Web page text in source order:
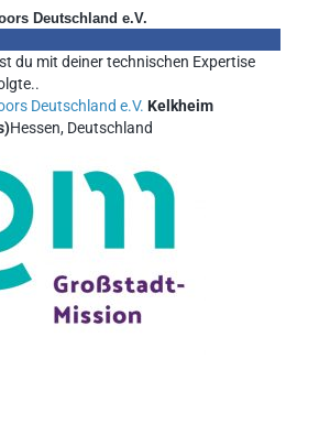
Deutschland e.V.
du mit deiner technischen Expertise
Deutschland e.V. Kelkheim
Hessen, Deutschland